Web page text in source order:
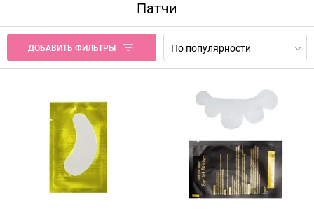
Патчи
ДОБАВИТЬ ФИЛЬТРЫ По популярности